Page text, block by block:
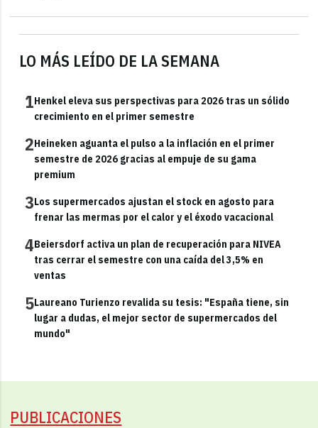
LO MÁS LEÍDO DE LA SEMANA
1Henkel eleva sus perspectivas para 2026 tras un sólido
crecimiento en el primer semestre
2Heineken aguanta el pulso a la inflación en el primer
semestre de 2026 gracias al empuje de su gama
premium
3Los supermercados ajustan el stock en agosto para
frenar las mermas por el calor y el éxodo vacacional
4Beiersdorf activa un plan de recuperación para NIVEA
tras cerrar el semestre con una caída del 3,5% en
ventas
5Laureano Turienzo revalida su tesis: "España tiene, sin
lugar a dudas, el mejor sector de supermercados del
mundo"
PUBLICACIONES